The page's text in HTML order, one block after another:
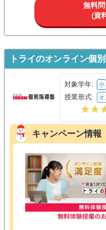
無料
(資
トライのオンライン個
対象学年: 小
授業形式: オ
キャンペーン情報